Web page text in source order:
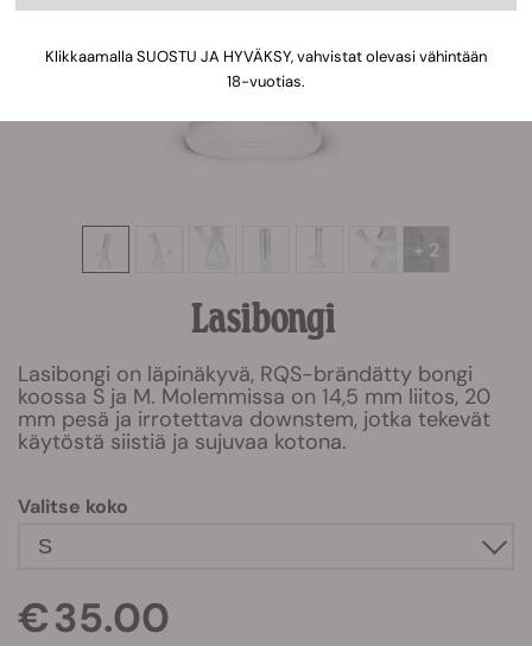
+ 2
Lasibongi
Lasibongi on läpinäkyvä, RQS-brändätty bongi
koossa S ja M. Molemmissa on 14,5 mm liitos, 20
mm pesä ja irrotettava downstem, jotka tekevät
käytöstä siistiä ja sujuvaa kotona.
Valitse koko
€ 35.00
Klikkaamalla SUOSTU JA HYVÄKSY, vahvistat olevasi vähintään
18-vuotias.